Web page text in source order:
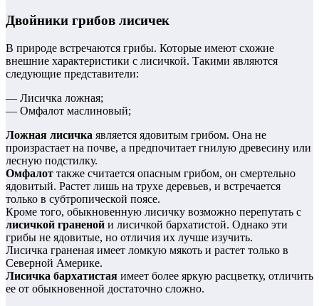
Двойники грибов лисичек
В природе встречаются грибы. Которые имеют схожие
внешние характеристики с лисичкой. Такими являются
следующие представители:
— Лисичка ложная;
— Омфалот маслиновый;
Ложная лисичка является ядовитым грибом. Она не
произрастает на почве, а предпочитает гнилую древесину или
лесную подстилку.
Омфалот также считается опасным грибом, он смертельно
ядовитый. Растет лишь на трухе деревьев, и встречается
только в субтропической поясе.
Кроме того, обыкновенную лисичку возможно перепутать с
лисичкой граненой и лисичкой бархатистой. Однако эти
грибы не ядовитые, но отличия их лучше изучить.
Лисичка граненая имеет ломкую мякоть и растет только в
Северной Америке.
Лисичка бархатистая имеет более яркую расцветку, отличить
ее от обыкновенной достаточно сложно.